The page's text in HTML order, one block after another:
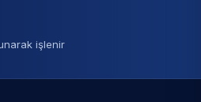
işlenir